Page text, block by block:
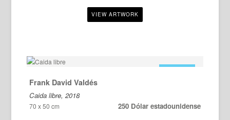
Frank David Valdés
Caida libre, 2018
70 x 50 cm 250 Dólar estadounidense